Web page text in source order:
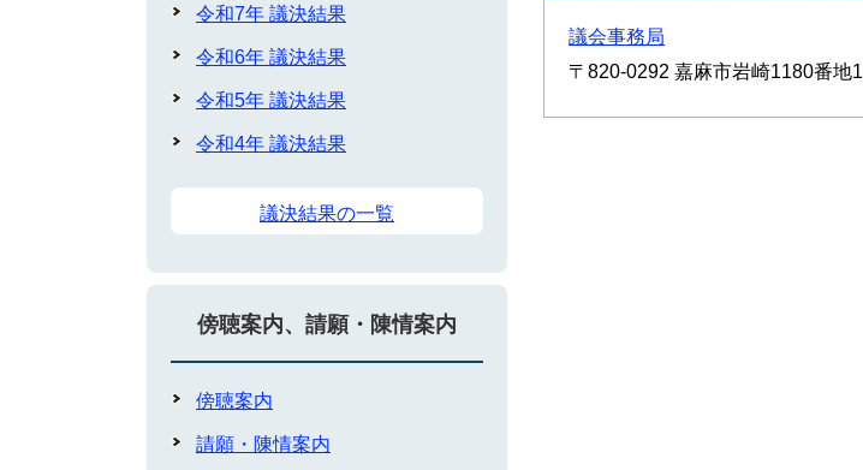
議会事務局
〒820-0292 嘉麻市岩崎1180番地1
令和7年 議決結果
令和6年 議決結果
令和5年 議決結果
令和4年 議決結果
議決結果の一覧
傍聴案内、請願・陳情案内
傍聴案内
請願・陳情案内